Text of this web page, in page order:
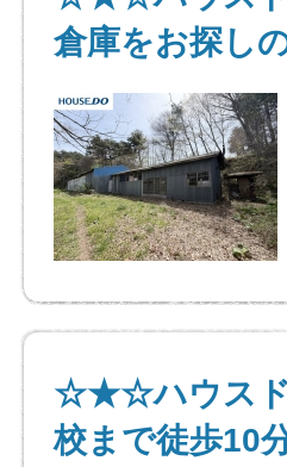
倉庫をお探し
☆★☆ハウス
校まで徒歩10